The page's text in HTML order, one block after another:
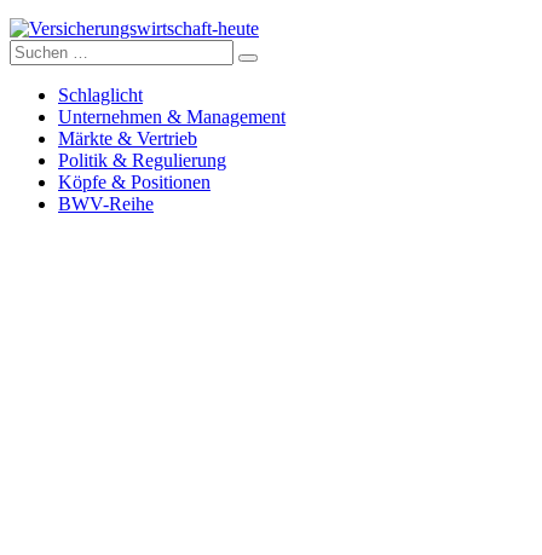
Versicherungswirtschaft-heute
Suche
nach:
Schlaglicht
Unternehmen & Management
Märkte & Vertrieb
Politik & Regulierung
Köpfe & Positionen
BWV-Reihe